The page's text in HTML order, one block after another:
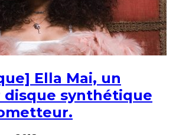
Ella Mai, un
disque synthétique